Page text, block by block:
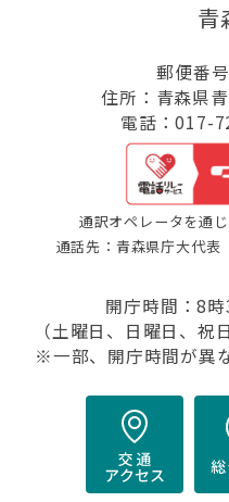
青
郵便番
住所：青森県
電話：017-
通訳オペレータを通
通話先：青森県庁大代表
開庁時間：8
（土曜日、日曜日、祝
※一部、開庁時間が異